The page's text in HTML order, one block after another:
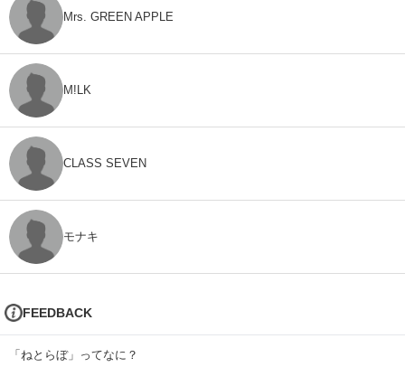
Mrs. GREEN APPLE
M!LK
CLASS SEVEN
モナキ
FEEDBACK
「ねとらぼ」ってなに？